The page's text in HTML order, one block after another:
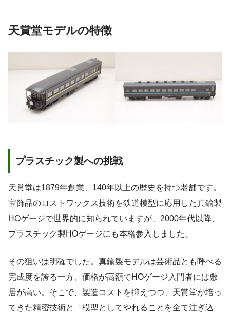
天賞堂モデルの特徴
プラスチック製への挑戦
天賞堂は1879年創業、140年以上の歴史を持つ老舗です。
宝飾品のロストワックス技術を鉄道模型に応用した真鍮製
HOゲージで世界的に知られていますが、2000年代以降、
プラスチック製HOゲージにも本格参入しました。
その狙いは明確でした。真鍮製モデルは芸術品とも呼べる
完成度を誇る一方、価格が高額でHOゲージ入門者には敷
居が高い。そこで、製造コストを抑えつつ、天賞堂が培っ
てきた精密技術と「模型としてやれることを全て注ぎ込